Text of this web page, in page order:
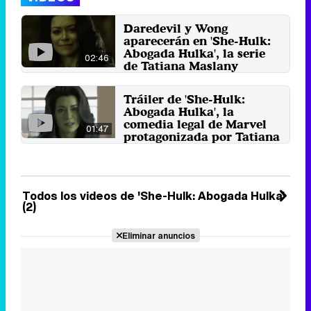
02:46
Daredevil y Wong
aparecerán en 'She-Hulk:
Abogada Hulka', la serie
de Tatiana Maslany
Daredevil.
24 de julio 2022
01:47
Tráiler de 'She-Hulk:
Abogada Hulka', la
comedia legal de Marvel
protagonizada por Tatiana
Maslany
la piel de Bruce Banner en 'She-
18 de mayo 2022
Todos los videos de 'She-Hulk: Abogada Hulka'
(2)
Eliminar anuncios